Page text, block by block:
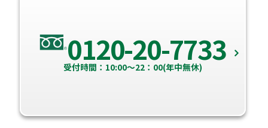
0120-20-7733
受付時間：10:00～22：00(年中無休)